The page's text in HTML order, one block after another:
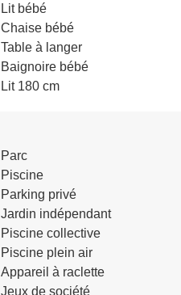
Lit bébé
Chaise bébé
Table à langer
Baignoire bébé
Lit 180 cm
Parc
Piscine
Parking privé
Jardin indépendant
Piscine collective
Piscine plein air
Appareil à raclette
Jeux de société